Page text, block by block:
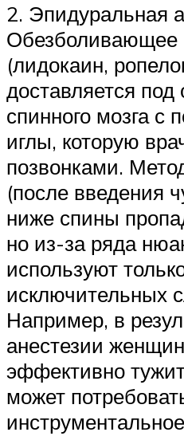
2. Эпидуральная
Обезболивающее
(лидокаин,
доставляется под
спинного мозга с
иглы, которую
позвонками.
(после введения
ниже спины
но из-за ряда
используют
исключительных
Например, в
анестезии
эффективно
может